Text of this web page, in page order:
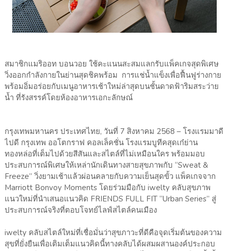
สมาชิกแมริออท บอนวอย ใช้คะแนนสะสมแลกรับแพ็คเกจสุดพิเศษ
วิ่งออกกำลังกายในย่านสุดชิคพร้อม การแช่น้ำแข็งเพื่อฟื้นฟูร่างกาย
พร้อมอิ่มอร่อยกับเมนูอาหารเช้าใหม่ล่าสุดบนชั้นดาดฟ้าริมสระว่าย
น้ำ ที่รังสรรค์โดยห้องอาหารเอกะลักษณ์
กรุงเทพมหานคร ประเทศไทย, วันที่ 7 สิงหาคม 2568 – โรงแรมมาดี
ไปดี กรุงเทพ ออโตกราฟ คอลเล็คชั่น โรงแรมบูทีคสุดเก๋ย่าน
ทองหล่อที่เต็มไปด้วยสีสันและสไตล์ที่ไม่เหมือนใคร พร้อมมอบ
ประสบการณ์พิเศษให้เหล่านักเดินทางสายสุขภาพกับ “Sweat &
Freeze” วิ่งยามเช้าแล้วผ่อนคลายกับความเย็นสุดขั้ว แพ็คเกจจาก
Marriott Bonvoy Moments โดยร่วมมือกับ iwelty คลับสุขภาพ
แนวใหม่ที่นำเสนอแนวคิด FRIENDS FULL FIT “Urban Series” สู่
ประสบการณ์จริงที่ตอบโจทย์ไลฟ์สไตล์คนเมือง
iwelty คลับสไตล์ใหม่ที่เชื่อมั่นว่าสุขภาวะที่ดีคือจุดเริ่มต้นของความ
สุขที่ยั่งยืนเพื่อเติมเต็มแนวคิดนี้ทางคลับได้ผสมผสานองค์ประกอบ